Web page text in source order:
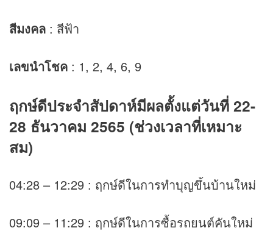
สีมงคล : สีฟ้า
เลขนำโชค : 1, 2, 4, 6, 9
ฤกษ์ดีประจำสัปดาห์มีผลตั้งแต่วันที่ 22-
28 ธันวาคม 2565 (ช่วงเวลาที่เหมาะ
สม)
04:28 – 12:29 : ฤกษ์ดีในการทำบุญขึ้นบ้านใหม่
09:09 – 11:29 : ฤกษ์ดีในการซื้อรถยนต์คันใหม่